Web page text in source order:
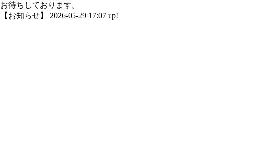
お待ちしております。
【お知らせ】 2026-05-29 17:07 up!